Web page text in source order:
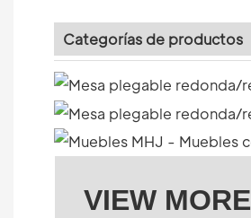
Categorías de productos
VIEW MORE